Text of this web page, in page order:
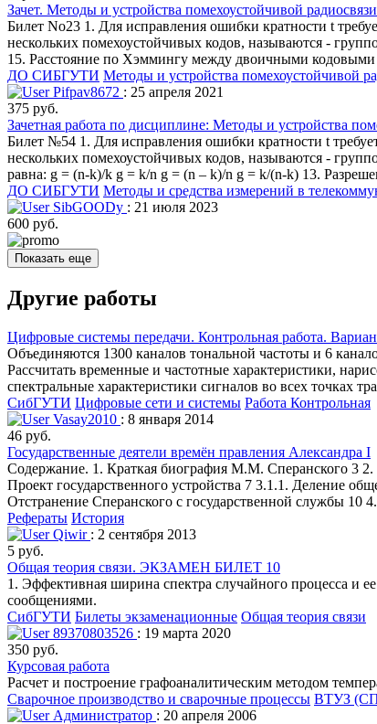
Зачет. Методы и устройства помехоустойчивой
Билет No23 1. Для исправления ошибки кратности t
нескольких помехоустойчивых кодов, называются -
15. Расстояние по Хэммингу между двоичными
ДО СИБГУТИ Методы и устройства помехоустойчивой
Pifpav8672 : 25 апреля 2021
375 руб.
Зачетная работа по дисциплине: Методы и устройства
Билет №54 1. Для исправления ошибки кратности t
нескольких помехоустойчивых кодов, называются -
равна: g = (n-k)/k g = k/n g = (n – k)/n g = k/(n-k) 13.
ДО СИБГУТИ Методы и средства измерений в
SibGOODy : 21 июля 2023
600 руб.
Показать еще
Другие работы
Цифровые системы передачи. Контрольная работа.
Объединяются 1300 каналов тональной частоты и 6
Рассчитать временные и частотные характеристики,
спектральные характеристики сигналов во всех точках
СибГУТИ Цифровые сети и системы Работа Контрольная
Vasay2010 : 8 января 2014
46 руб.
Государственные деятели времён правления Александра І
Содержание. 1. Краткая биография М.М. Сперанского 3 2.
Проект государственного устройства 7 3.1.1. Деление
Отстранение Сперанского с государственной службы 10
Рефераты История
Qiwir : 2 сентября 2013
5 руб.
Общая теория связи. ЭКЗАМЕН БИЛЕТ 10
1. Эффективная ширина спектра случайного процесса и
сообщениями.
СибГУТИ Билеты экзаменационные Общая теория связи
89370803526 : 19 марта 2020
350 руб.
Курсовая работа
Расчет и построение графоаналитическим методом
Сварочное производство и сварочные процессы ВТУЗ
Администратор : 20 апреля 2006